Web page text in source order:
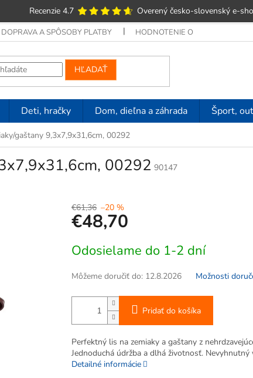
Recenzie 4.7 Overený česko-slovenský
DOPRAVA A SPÔSOBY PLATBY HODNOTENIE OBCHODU
HĽADAŤ
Deti, hračky Dom, dieľna a záhrada Šport,
gaštany 9,3x7,9x31,6cm, 00292
00292 90147
€61,36 –20 %
€48,70
cena:
Odosielame do 1-2 dní
Môžeme doručiť do: 12.8.2026 Možnosti
Pridať do košíka
Perfektný lis na zemiaky a gaštany z
Jednoduchá údržba a dlhá životnosť. Nevyhnutný
Detailné informácie